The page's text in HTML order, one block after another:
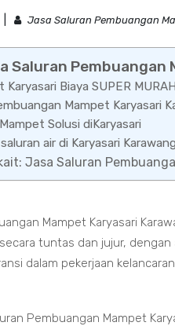
Jasa Saluran Pembuangan
Saluran Pembuangan
Karyasari Biaya SUPER MURAH
Mampet Karyasari
Solusi diKaryasari
air di Karyasari
Jasa Saluran
Mampet Karyasari
tuntas dan jujur,
dalam pekerjaan
Pembuangan Mampet